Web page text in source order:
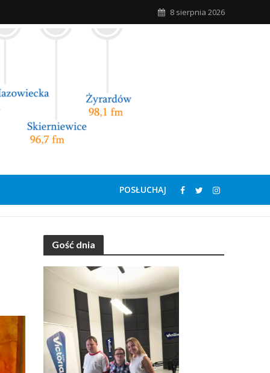
8 sierpnia 2026
POSŁUCHAJ
Gość dnia